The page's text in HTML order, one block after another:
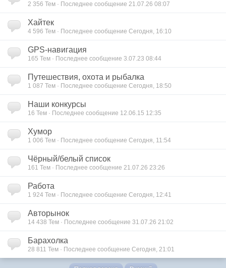
2 356 Тем · Последнее сообщение 21.07.26 08:07
Хайтек
4 596 Тем · Последнее сообщение Сегодня, 16:10
GPS-навигация
165 Тем · Последнее сообщение 3.07.23 08:44
Путешествия, охота и рыбалка
1 087 Тем · Последнее сообщение Сегодня, 18:50
Наши конкурсы
16 Тем · Последнее сообщение 12.06.15 12:35
Хумор
1 006 Тем · Последнее сообщение Сегодня, 11:54
Чёрный/белый список
161 Тем · Последнее сообщение 21.07.26 23:26
Работа
1 924 Тем · Последнее сообщение Сегодня, 12:41
Авторынок
14 438 Тем · Последнее сообщение 31.07.26 21:02
Барахолка
28 811 Тем · Последнее сообщение Сегодня, 21:01